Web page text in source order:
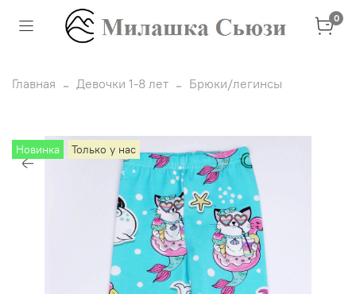
0
Главная Девочки 1-8 лет Брюки/легинсы
Новинка Только у нас